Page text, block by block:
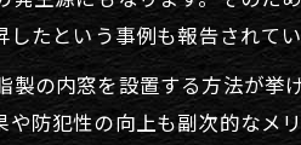
する窓リフォームのポイント
フォーム防寒法
実例で見る防寒対策の成果
たという事例も報告されて
の内窓を設置する方法が挙
防犯性の向上も副次的なメ
わせはこちら
わせはこちら